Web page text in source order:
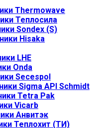
Thermowave
Теплосила
Sondex (S)
Hisaka
LHE
Onda
Secespol
Sigma API Schmidt
Tetra Pak
Vicarb
Анвитэк
Теплохит (ТИ)